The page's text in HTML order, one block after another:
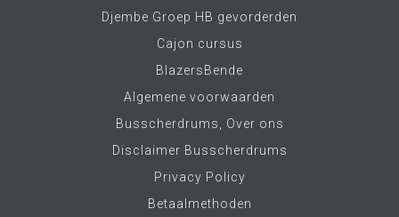
Djembe Groep HB gevorderden
Cajon cursus
BlazersBende
Algemene voorwaarden
Busscherdrums, Over ons
Disclaimer Busscherdrums
Privacy Policy
Betaalmethoden